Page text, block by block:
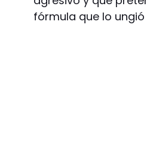
fórmula que lo